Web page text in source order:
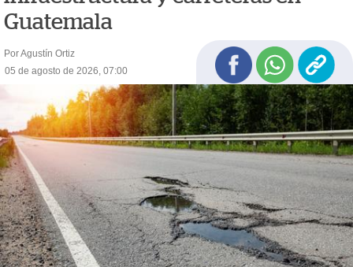
Guatemala
Por Agustín Ortiz
05 de agosto de 2026, 07:00